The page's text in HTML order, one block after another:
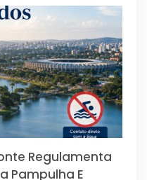
Regulamenta
Pampulha E